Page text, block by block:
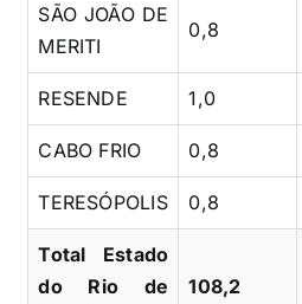
SÃO JOÃO DE
MERITI
0,8
RESENDE 1,0
CABO FRIO 0,8
TERESÓPOLIS 0,8
Total Estado
do Rio de
108,2